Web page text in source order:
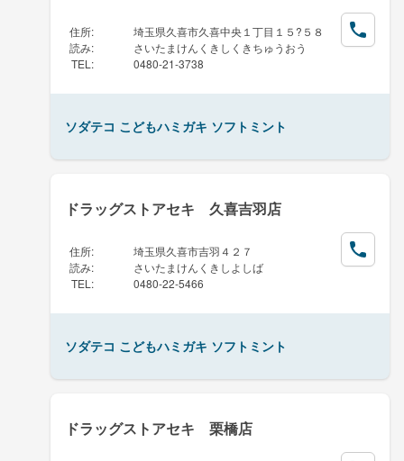
住所:
埼玉県久喜市久喜中央１丁目１５?５８
読み:
さいたまけんくきしくきちゅうおう
TEL : 0480-21-3738
ソダテコ こどもハミガキ ソフトミント
ドラッグストアセキ 久喜吉羽店
住所:
埼玉県久喜市吉羽４２７
読み:
さいたまけんくきしよしば
TEL : 0480-22-5466
ソダテコ こどもハミガキ ソフトミント
ドラッグストアセキ 栗橋店